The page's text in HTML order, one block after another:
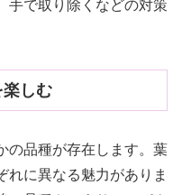
手で取り除くなどの対策
しむ
の品種が存在します。葉
れに異なる魅力がありま